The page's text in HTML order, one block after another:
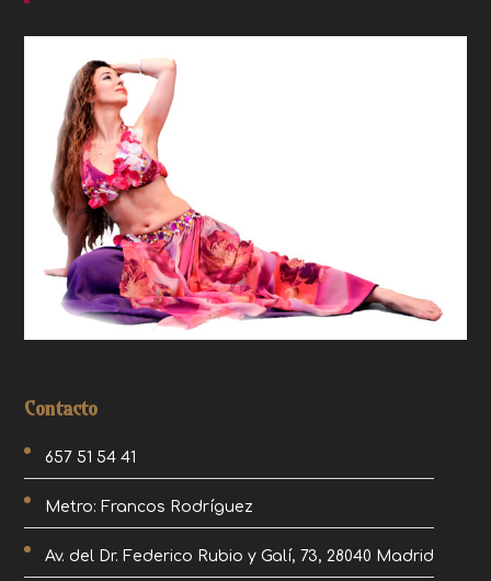
Contacto
657 51 54 41
Metro: Francos Rodríguez
Av. del Dr. Federico Rubio y Galí, 73, 28040 Madrid